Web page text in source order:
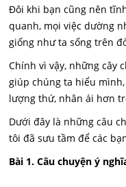
Đôi khi bạn cũng nên
quanh, mọi việc dường
giống như ta sống trên
Chính vì vậy, những cây
giúp chúng ta hiểu
lượng thứ, nhân ái hơn
Dưới đây là những câu
tôi đã sưu tầm để các
Bài 1. Câu chuyện ý